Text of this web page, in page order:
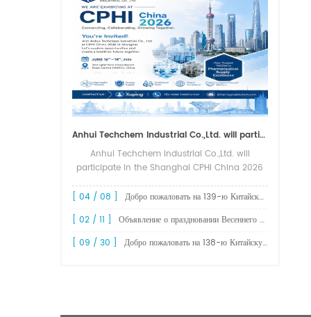
Anhui Techchem Industrial Co.,Ltd. will participate in the Shanghai CPHI China 2026 exhibition.
Anhui Techchem Industrial Co.,Ltd. will
participate in the Shanghai CPHI China 2026
grandly kick off at the Shanghai New
[ 04 / 08 ]
Добро пожаловать на 139-ю Китайскую выставку импорта и экспорта (Кантонскую ярмарку).
[ 02 / 11 ]
Объявление о праздновании Весеннего фестиваля 2026 года!
[ 09 / 30 ]
Добро пожаловать на 138-ю Китайскую ярмарку импортных и экспортных товаров